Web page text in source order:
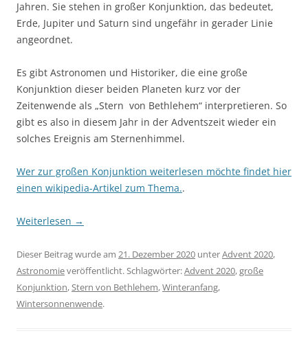
Jahren. Sie stehen in großer Konjunktion, das bedeutet,
Erde, Jupiter und Saturn sind ungefähr in gerader Linie
angeordnet.
Es gibt Astronomen und Historiker, die eine große
Konjunktion dieser beiden Planeten kurz vor der
Zeitenwende als „Stern von Bethlehem“ interpretieren. So
gibt es also in diesem Jahr in der Adventszeit wieder ein
solches Ereignis am Sternenhimmel.
Wer zur großen Konjunktion weiterlesen möchte findet hier
einen wikipedia-Artikel zum Thema..
Weiterlesen →
Dieser Beitrag wurde am 21. Dezember 2020 unterAdvent 2020,
Astronomieveröffentlicht. Schlagwörter:Advent 2020,große
Konjunktion,Stern von Bethlehem,Winteranfang,
Wintersonnenwende.